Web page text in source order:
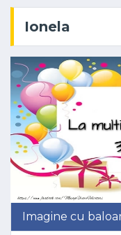
Ionela
Imagine cu